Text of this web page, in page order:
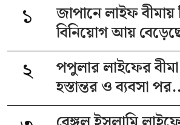
১
জাপানে লাইফ বীমায়
বিনিয়োগ আয়
২
পপুলার লাইফের
হস্তান্তর ও ব্যবসা